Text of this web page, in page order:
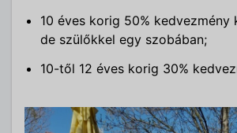
10 éves korig 50% kedvezmény
de szülőkkel egy szobában;
10-től 12 éves korig 30%